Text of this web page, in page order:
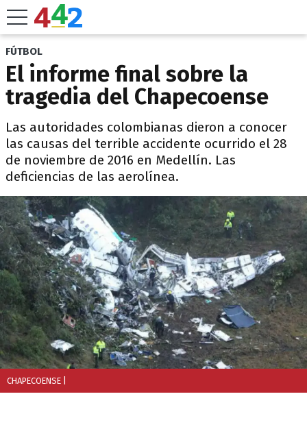
FÚTBOL
El informe final sobre la
tragedia del Chapecoense
Las autoridades colombianas dieron a conocer
las causas del terrible accidente ocurrido el 28
de noviembre de 2016 en Medellín. Las
deficiencias de las aerolínea.
CHAPECOENSE